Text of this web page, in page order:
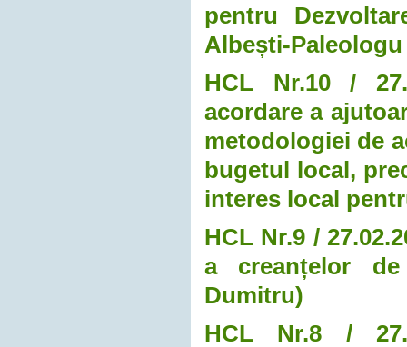
pentru
Albești-
HCL Nr.10 /
acordare a
metodologiei de
bugetul local,
interes local
HCL Nr.9 /
a creanțelor de
Dumitru)
HCL Nr.8 /